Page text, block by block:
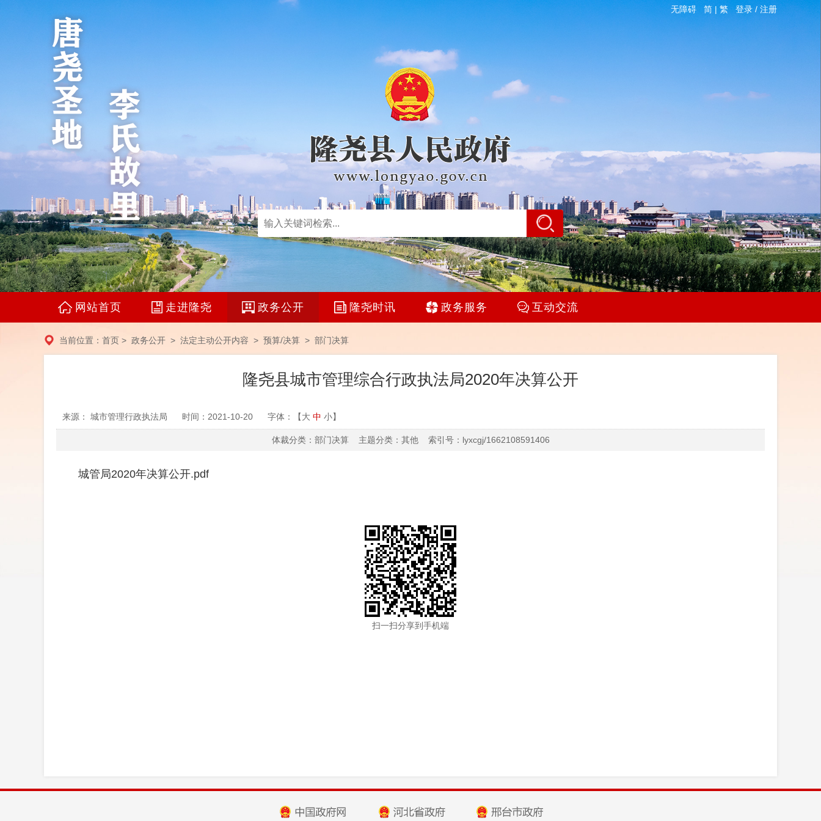
无障碍 简 |繁 登录/ 注册
网站首页 走进隆尧 政务公开 隆尧时讯 政务服务 互动交流
当前位置： 首页 > 政务公开 > 法定主动公开内容 > 预算/决算 > 部门决算
隆尧县城市管理综合行政执法局2020年决算公开
来源： 城市管理行政执法局 时间：2021-10-20 字体：【大 中 小】
体裁分类：部门决算 主题分类：其他 索引号：lyxcgj/1662108591406
城管局2020年决算公开.pdf
扫一扫分享到手机端